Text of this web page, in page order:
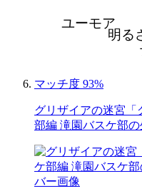
明る
ユーモア
マッチ度 93%
グリザイアの迷宮「
部編 滝園バスケ部の